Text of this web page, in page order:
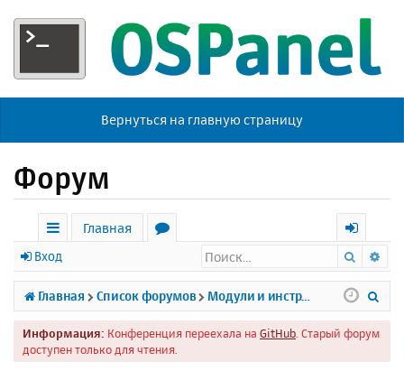
Вернуться на главную страницу
Форум
с
ы
л
к
Главная
р
у
м
х
о
д
Вход Поиск
Главная Список форумов Модули и инструменты
Информация: Конференция переехала на GitHub . Старый форум
доступен только для чтения.